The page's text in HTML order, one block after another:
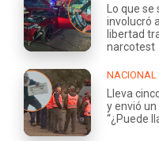
Lo que
involucró
libertad
narcotest
NACIONAL
Lleva
y envió
“¿Puede